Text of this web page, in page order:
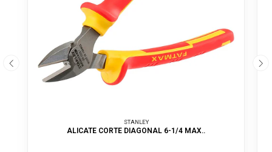
STANLEY
ALICATE CORTE DIAGONAL 6-1/4 MAX..